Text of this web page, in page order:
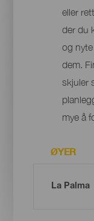
eller
der du
og
dem.
skjuler
mye å
ØYER